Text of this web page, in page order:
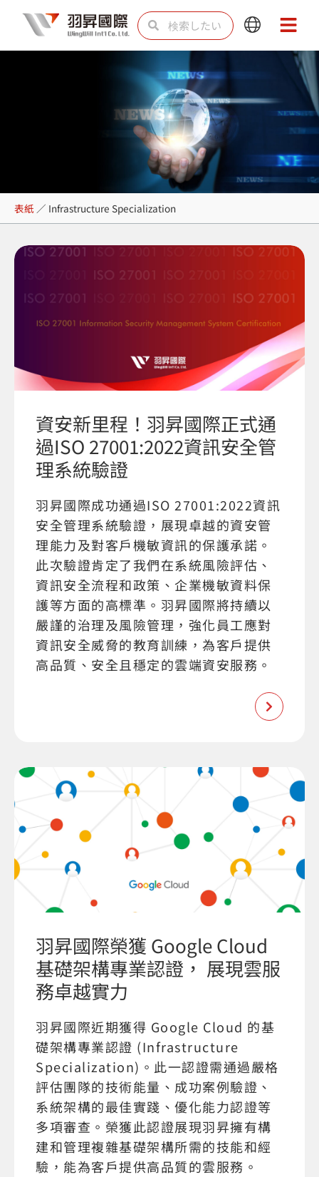
を
検
索 索
Main
Menu
Main
Menu
Infrastructure
Specialization
表紙 ／ Infrastructure Specialization
資安新里程！羽昇國際正式通
過ISO 27001:2022資訊安全管
理系統驗證
羽昇國際成功通過ISO 27001:2022資訊
安全管理系統驗證，展現卓越的資安管
理能力及對客戶機敏資訊的保護承諾。
此次驗證肯定了我們在系統風險評估、
資訊安全流程和政策、企業機敏資料保
護等方面的高標準。羽昇國際將持續以
嚴謹的治理及風險管理，強化員工應對
資訊安全威脅的教育訓練，為客戶提供
高品質、安全且穩定的雲端資安服務。
羽昇國際榮獲 Google Cloud
基礎架構專業認證， 展現雲服
務卓越實力
羽昇國際近期獲得 Google Cloud 的基
礎架構專業認證 (Infrastructure
Specialization)。此一認證需通過嚴格
評估團隊的技術能量、成功案例驗證、
系統架構的最佳實踐、優化能力認證等
多項審查。榮獲此認證展現羽昇擁有構
建和管理複雜基礎架構所需的技能和經
驗，能為客戶提供高品質的雲服務。